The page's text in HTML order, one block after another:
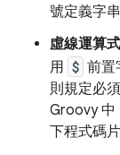
號定義字
虛線運算
用 $ 前置
則規定必
Groovy 中
下程式碼